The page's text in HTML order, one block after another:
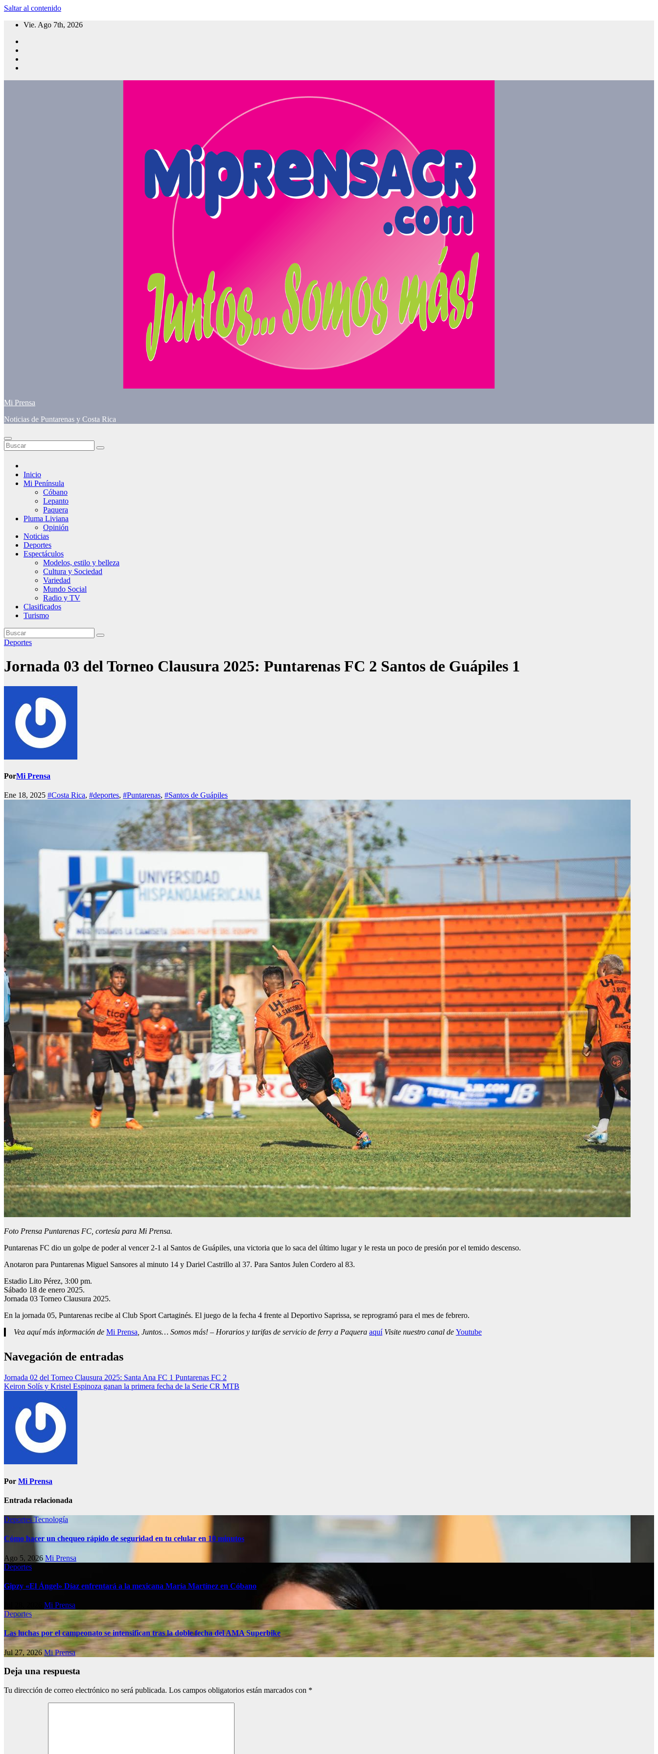
Saltar al contenido
Vie. Ago 7th, 2026
Mi Prensa
Noticias de Puntarenas y Costa Rica
Inicio
Mi Península
Cóbano
Lepanto
Paquera
Pluma Liviana
Opinión
Noticias
Deportes
Espectáculos
Modelos, estilo y belleza
Cultura y Sociedad
Variedad
Mundo Social
Radio y TV
Clasificados
Turismo
Deportes
Jornada 03 del Torneo Clausura 2025: Puntarenas FC 2 Santos de Guápiles 1
PorMi Prensa
Ene 18, 2025 #Costa Rica, #deportes, #Puntarenas, #Santos de Guápiles
Foto Prensa Puntarenas FC, cortesía para Mi Prensa.
Puntarenas FC dio un golpe de poder al vencer 2-1 al Santos de Guápiles, una victoria que lo saca del último lugar y le resta un poco de presión por el temido descenso.
Anotaron para Puntarenas Miguel Sansores al minuto 14 y Dariel Castrillo al 37. Para Santos Julen Cordero al 83.
Estadio Lito Pérez, 3:00 pm.
Sábado 18 de enero 2025.
Jornada 03 Torneo Clausura 2025.
En la jornada 05, Puntarenas recibe al Club Sport Cartaginés. El juego de la fecha 4 frente al Deportivo Saprissa, se reprogramó para el mes de febrero.
Vea aquí más información de Mi Prensa, Juntos… Somos más! – Horarios y tarifas de servicio de ferry a Paquera aquíVisite nuestro canal de Youtube
Navegación de entradas
Jornada 02 del Torneo Clausura 2025: Santa Ana FC 1 Puntarenas FC 2
Keiron Solís y Kristel Espinoza ganan la primera fecha de la Serie CR MTB
Por Mi Prensa
Entrada relacionada
Deportes Tecnología
Cómo hacer un chequeo rápido de seguridad en tu celular en 10 minutos
Ago 5, 2026 Mi Prensa
Deportes
Gipzy «El Ángel» Díaz enfrentará a la mexicana María Martínez en Cóbano
Mi Prensa
Deportes
Las luchas por el campeonato se intensifican tras la doble fecha del AMA Superbike
Jul 27, 2026Mi Prensa
Deja una respuesta
Tu dirección de correo electrónico no será publicada. Los campos obligatorios están marcados con *